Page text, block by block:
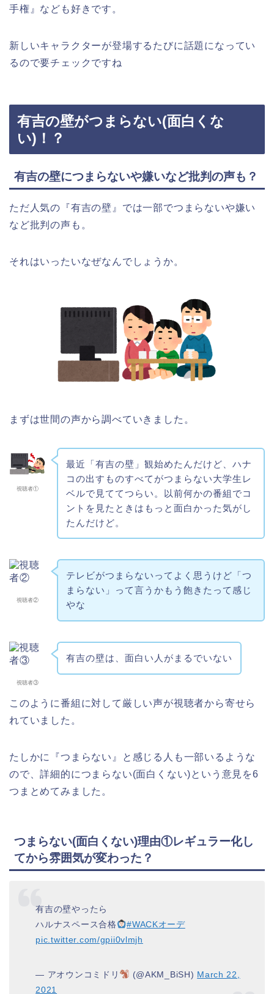
手権』なども好きです。
新しいキャラクターが登場するたびに話題になってい
るので要チェックですね
有吉の壁がつまらない(面白くな
い)！？
有吉の壁につまらないや嫌いなど批判の声も？
ただ人気の『有吉の壁』では一部でつまらないや嫌い
など批判の声も。
それはいったいなぜなんでしょうか。
まずは世間の声から調べていきました。
視聴者①
最近「有吉の壁 」観始めたんだけど、ハナ
コ の出すものすべてがつまらない大学生レ
ベルで見ててつらい。以前何かの番組でコ
ントを見たときはもっと面白かった気がし
たんだけど。
視聴者②
テレビがつまらない ってよく思うけど「つ
まらない 」って言うかもう飽きたって感じ
やな
視聴者③
有吉の壁は、面白い人がまるでいない
このように番組に対して厳しい声が視聴者から寄せら
れていました。
たしかに『つまらない』と感じる人も一部いるような
ので、詳細的につまらない(面白くない)という意見を6
つまとめてみました。
つまらない(面白くない)理由①レギュラー化し
てから雰囲気が変わった？
有吉の壁やったら
ハルナスペース合格
#WACKオーデ
pic.twitter.com/gpii0vlmjh
— アオウンコミドリ (@AKM_BiSH) March 22,
2021